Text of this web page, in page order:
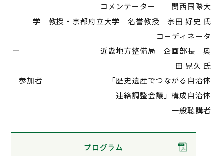
コメンテーター 関西国際大
学 教授・京都府立大学 名誉教授 宗田 好史 氏
コーディネータ
ー 近畿地方整備局 企画部長 奥
田 晃久 氏
参加者 「歴史遺産でつながる自治体
連絡調整会議」構成自治体
一般聴講者
プログラム